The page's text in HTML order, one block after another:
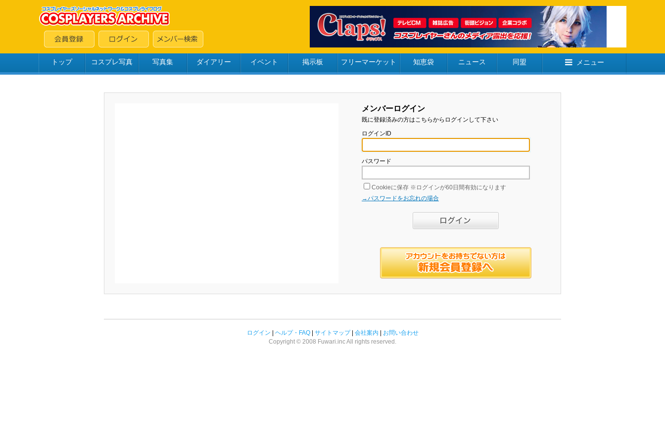
トップ コスプレ写真 写真集 ダイアリー イベント 掲示板 フリーマーケット 知恵袋 ニュース 同盟 メニュー
メンバーログイン
既に登録済みの方はこちらからログインして下さい
ログインID
パスワード
Cookieに保存 ※ログインが60日間有効になります
→パスワードをお忘れの場合
ログイン ヘルプ・FAQ| サイトマップ| 会社案内
お問い合わせ
Copyright © 2008 Fuwari.inc All rights reserved.